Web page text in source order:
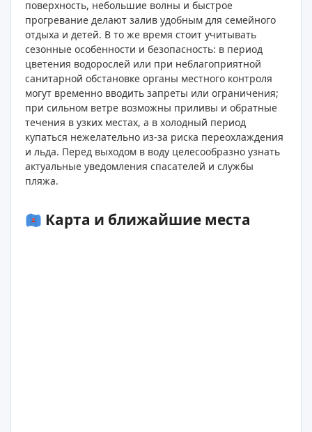
поверхность, небольшие волны и быстрое
прогревание делают залив удобным для семейного
отдыха и детей. В то же время стоит учитывать
сезонные особенности и безопасность: в период
цветения водорослей или при неблагоприятной
санитарной обстановке органы местного контроля
могут временно вводить запреты или ограничения;
при сильном ветре возможны приливы и обратные
течения в узких местах, а в холодный период
купаться нежелательно из-за риска переохлаждения
и льда. Перед выходом в воду целесообразно узнать
актуальные уведомления спасателей и службы
пляжа.
Карта и ближайшие места